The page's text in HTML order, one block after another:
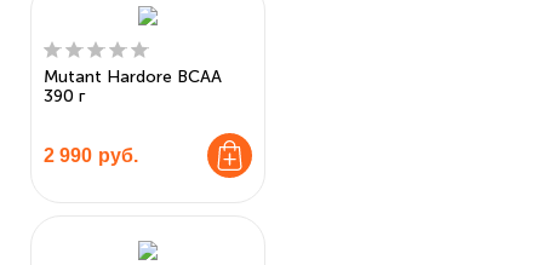
Mutant Hardore BCAA
390 г
2 990 руб.